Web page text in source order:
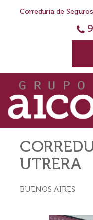
Correduría de Seguros
UTRERA
BUENOS AIRES